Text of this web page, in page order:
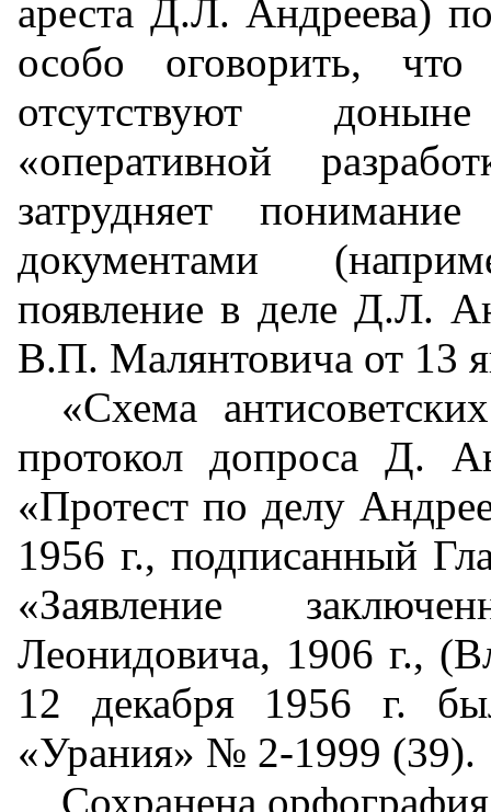
ареста Д.Л. Андреева)
особо оговорить,
отсутствуют
«оперативной
затрудняет
документами
появление в деле Д.Л.
В.П. Малянтовича от 13
«Схема
протокол допроса Д.
«Протест по делу
1956 г., подписанный
«Заявление
Леонидовича, 1906 г.,
12 декабря 1956 г.
«Урания» № 2-1999 (39).
Сохранена